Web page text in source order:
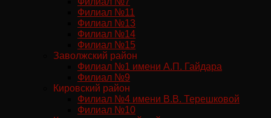
Филиал №11
Филиал №13
Филиал №14
Филиал №15
Заволжский район
Филиал №1 имени А.П. Гайдара
Филиал №9
Кировский район
Филиал №4 имени В.В. Терешковой
Филиал №10